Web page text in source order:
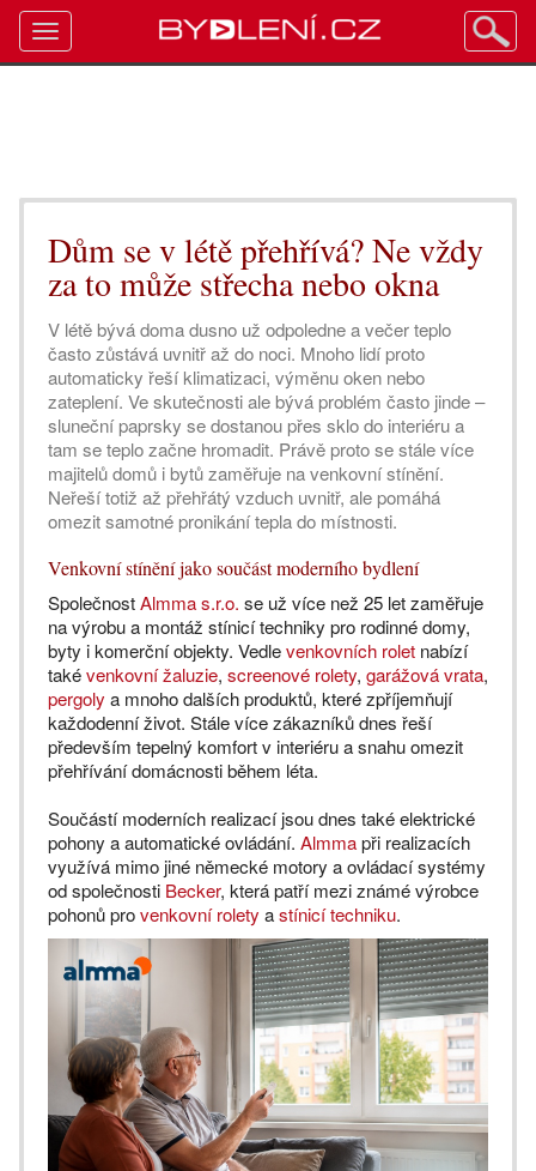
Dům se v létě přehřívá? Ne vždy
za to může střecha nebo okna
V létě bývá doma dusno už odpoledne a večer teplo
často zůstává uvnitř až do noci. Mnoho lidí proto
automaticky řeší klimatizaci, výměnu oken nebo
zateplení. Ve skutečnosti ale bývá problém často jinde –
sluneční paprsky se dostanou přes sklo do interiéru a
tam se teplo začne hromadit. Právě proto se stále více
majitelů domů i bytů zaměřuje na venkovní stínění.
Neřeší totiž až přehřátý vzduch uvnitř, ale pomáhá
omezit samotné pronikání tepla do místnosti.
Venkovní stínění jako součást moderního bydlení
SpolečnostAlmma s.r.o. se už více než 25 let zaměřuje
na výrobu a montáž stínicí techniky pro rodinné domy,
byty i komerční objekty. Vedlevenkovních rolet nabízí
takévenkovní žaluzie, screenové rolety, garážová vrata,
pergoly a mnoho dalších produktů, které zpříjemňují
každodenní život. Stále více zákazníků dnes řeší
především tepelný komfort v interiéru a snahu omezit
přehřívání domácnosti během léta.
Součástí moderních realizací jsou dnes také elektrické
pohony a automatické ovládání. Almmapři realizacích
využívá mimo jiné německé motory a ovládací systémy
od společnosti Becker, která patří mezi známé výrobce
pohonů provenkovní rolety astínicí techniku.
Toggle
navigation